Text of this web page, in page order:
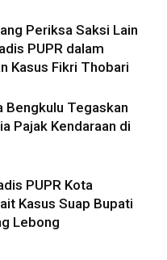
Periksa Saksi Lain
PUPR dalam
Kasus Fikri Thobari
Bengkulu Tegaskan
Pajak Kendaraan di
PUPR Kota
Kasus Suap Bupati
Lebong